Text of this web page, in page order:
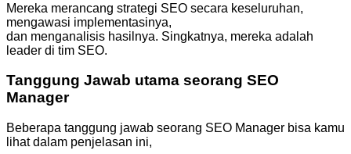
Mereka merancang strategi SEO secara keseluruhan,
mengawasi implementasinya,
dan menganalisis hasilnya. Singkatnya, mereka adalah
leader di tim SEO.
Tanggung Jawab utama seorang SEO
Manager
Beberapa tanggung jawab seorang SEO Manager bisa kamu
lihat dalam penjelasan ini,